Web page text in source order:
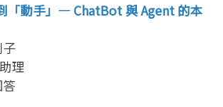
「動手」— ChatBot 與 Agent 的本
理